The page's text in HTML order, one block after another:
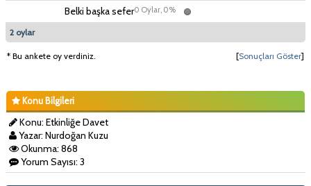
Belki başka sefer0 Oylar, 0%
2 oylar
* Bu ankete oy verdiniz. [Sonuçları Göster]
Konu Bilgileri
Konu: Etkinliğe Davet
Yazar: Nurdoğan Kuzu
Okunma: 868
Yorum Sayısı: 3